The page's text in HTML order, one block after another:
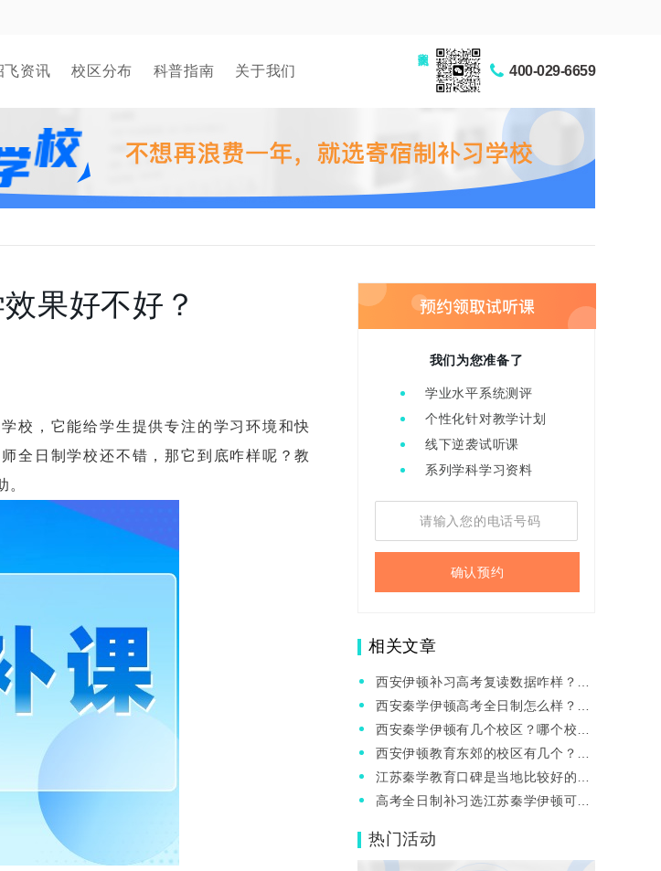
飞资讯 校区分布 科普指南 关于我们 400-029-6659
果好不好？
，它能给学生提供专注的学习环境和快
全日制学校还不错，那它到底咋样呢？教
我们为您准备了
学业水平系统测评
个性化针对教学计划
线下逆袭试听课
系列学科学习资料
确认预约
相关文章
西安伊顿补习高考复读数据咋样？适
合中等生提分吗？
西安秦学伊顿高考全日制怎么样？高
三找辅导班需要注意什么？
西安秦学伊顿有几个校区？哪个校区
管理好？
西安伊顿教育东郊的校区有几个？哪
个师资好？
江苏秦学教育口碑是当地比较好的
吗？提分咋样？
高考全日制补习选江苏秦学伊顿可以
热门活动